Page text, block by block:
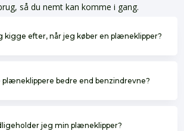
så du nemt kan komme i gang.
kigge efter, når jeg køber en plæneklipper?
plæneklippere bedre end benzindrevne?
jeg min plæneklipper?